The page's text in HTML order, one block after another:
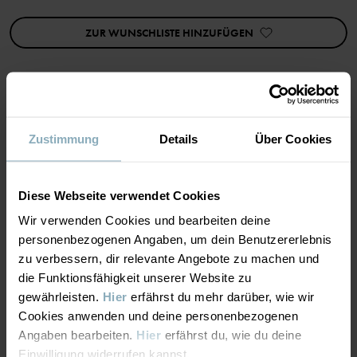
Zustimmung Details Über Cookies
Diese Webseite verwendet Cookies
Wir verwenden Cookies und bearbeiten deine
personenbezogenen Angaben, um dein Benutzererlebnis
zu verbessern, dir relevante Angebote zu machen und
die Funktionsfähigkeit unserer Website zu
gewährleisten. Hier erfährst du mehr darüber, wie wir
Cookies anwenden und deine personenbezogenen
Angaben bearbeiten. Hier erfährst du, wie du deine
Einwilligung widerrufen kannst.
Herstellungsland:Republik Korea
Weiterlesen
ZUR WUNSCHLISTE HINZUFÜGEN
MATERIAL & PFLEGEHINWEISE
Material
75% Cotton
23% Polyamide
2% Elastane
Pflegehinweise
LIEFERUNG UND RÜCKSENDUNG
Lieferung & Rücksendung
Lieferung
DAS KÖNNTE DIR AUCH GEFALLEN